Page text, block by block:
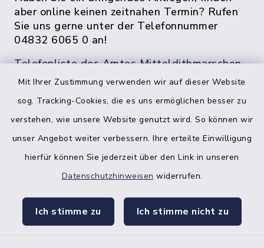
Mit Ihrer Zustimmung verwenden wir auf dieser Website
sog. Tracking-Cookies, die es uns ermöglichen besser zu
verstehen, wie unsere Website genutzt wird. So können wir
unser Angebot weiter verbessern. Ihre erteilte Einwilligung
hierfür können Sie jederzeit über den Link in unseren
Datenschutzhinweisen widerrufen.
Ich stimme zu Ich stimme nicht zu
aber online keinen zeitnahen Termin? Rufen
Sie uns gerne unter der Telefonnummer
04832 6065 0 an!
Telefonliste des Amtes Mitteldithmarschen
facebook